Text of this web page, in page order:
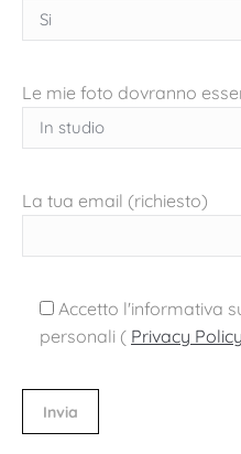
Le mie foto dovranno
La tua email (richiesto)
Accetto l'informativa
personali ( Privacy Policy